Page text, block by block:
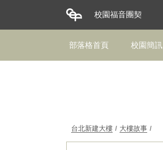
校園福音團契
部落格首頁 校園簡訊
台北新建大樓 / 大樓故事 /